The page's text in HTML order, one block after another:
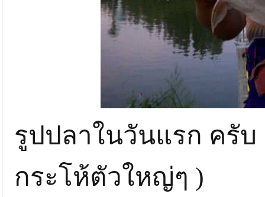
รูปปลาในวันแรก ครับ
กระโห้ตัวใหญ่ๆ )